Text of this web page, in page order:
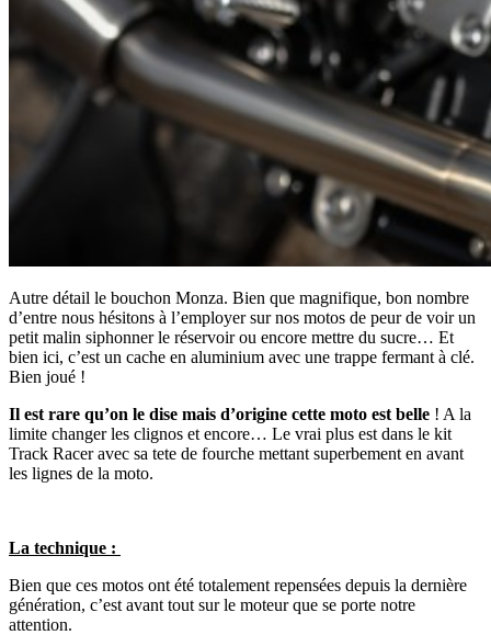
Autre détail le bouchon Monza. Bien que magnifique, bon nombre
d’entre nous hésitons à l’employer sur nos motos de peur de voir un
petit malin siphonner le réservoir ou encore mettre du sucre… Et
bien ici, c’est un cache en aluminium avec une trappe fermant à clé.
Bien joué !
Il est rare qu’on le dise mais d’origine cette moto est belle ! A la
limite changer les clignos et encore… Le vrai plus est dans le kit
Track Racer avec sa tete de fourche mettant superbement en avant
les lignes de la moto.
La technique :
Bien que ces motos ont été totalement repensées depuis la dernière
génération, c’est avant tout sur le moteur que se porte notre
attention.